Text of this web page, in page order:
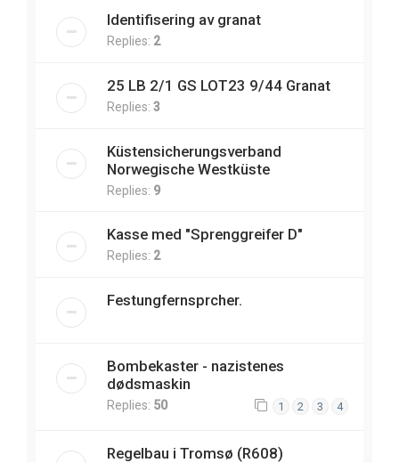
Identifisering av granat
Replies: 2
25 LB 2/1 GS LOT23 9/44 Granat
Replies: 3
Küstensicherungsverband
Norwegische Westküste
Replies: 9
Kasse med "Sprenggreifer D"
Replies: 2
Festungfernsprcher.
Bombekaster - nazistenes
dødsmaskin
Replies: 50 1 2 3 4
Regelbau i Tromsø (R608)